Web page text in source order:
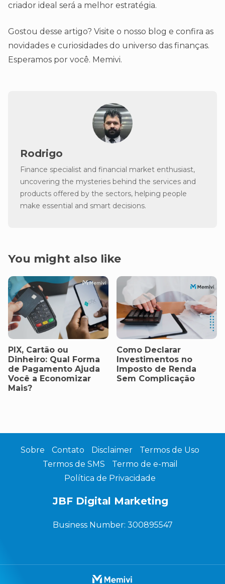
criador ideal será a melhor estratégia.
Gostou desse artigo? Visite o nosso blog e confira as
novidades e curiosidades do universo das finanças.
Esperamos por você. Memivi.
Rodrigo
Finance specialist and financial market enthusiast,
uncovering the mysteries behind the services and
products offered by the sectors, helping people
make essential and smart decisions.
You might also like
PIX, Cartão ou
Dinheiro: Qual Forma
de Pagamento Ajuda
Você a Economizar
Mais?
Como Declarar
Investimentos no
Imposto de Renda
Sem Complicação
Sobre Contato Disclaimer
Termos de Uso
Termos de SMS
Termo de e-mail
Política de Privacidade
JBF Digital Marketing
Business Number: 300895547